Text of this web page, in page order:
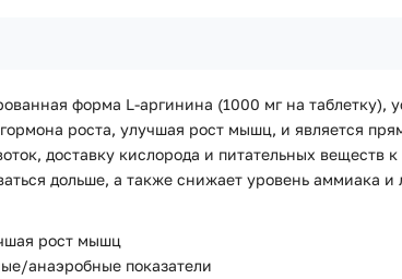
форма L-аргинина (1000 мг на
роста, улучшая рост мышц, и является
доставку кислорода и питательных
дольше, а также снижает уровень аммиака
рост мышц
анаэробные показатели